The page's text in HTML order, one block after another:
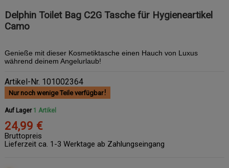
Delphin Toilet Bag C2G Tasche für Hygieneartikel
Camo
Genieße mit dieser Kosmetiktasche einen Hauch von Luxus
während deinem Angelurlaub!
Artikel-Nr. 101002364
Nur noch wenige Teile verfügbar
Auf Lager 1 Artikel
24,99 €
Bruttopreis
Lieferzeit ca. 1-3 Werktage ab Zahlungseingang